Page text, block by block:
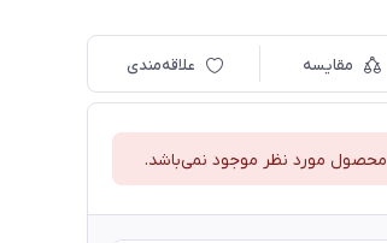
مقایسه علاقه‌مندی
محصول مورد نظر موجود نمی‌باشد.